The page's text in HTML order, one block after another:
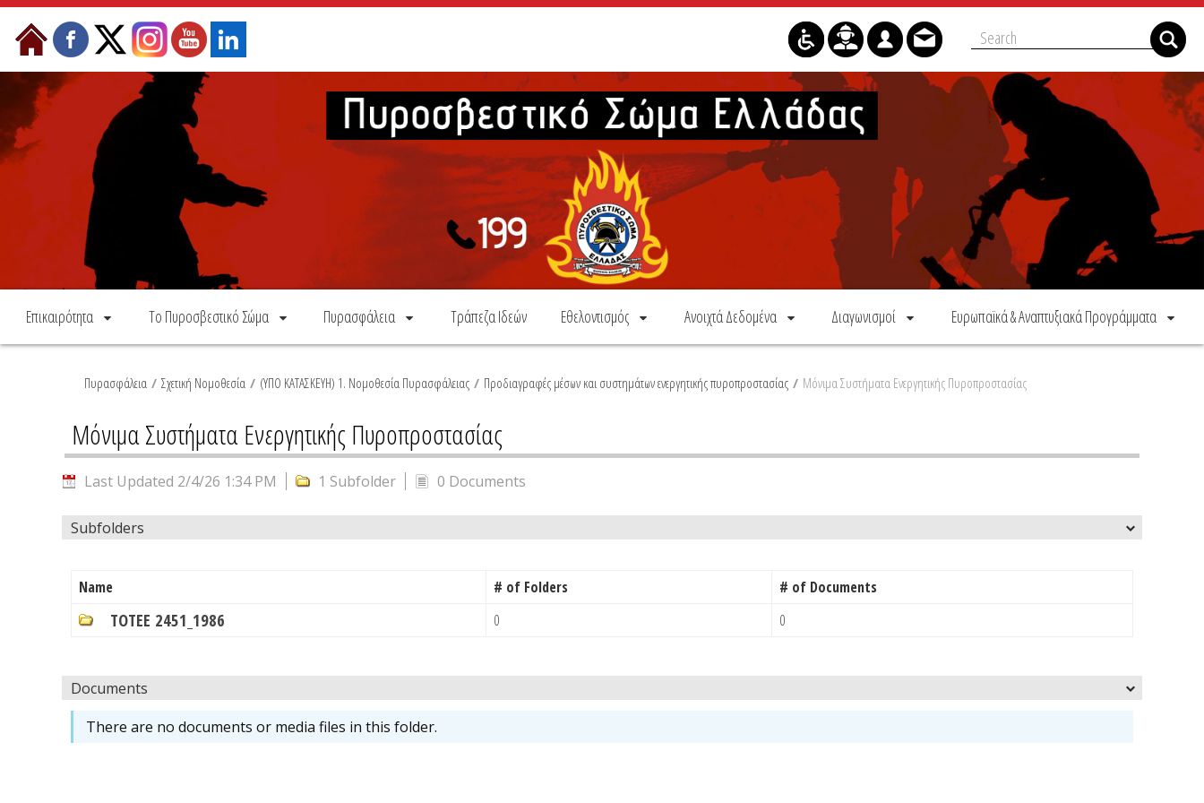
Skip to Content
Επικαιρότητα Το Πυροσβεστικό Σώμα Πυρασφάλεια Τράπεζα Ιδεών Εθελοντισμός Ανοιχτά Δεδομένα Διαγωνισμοί Ευρωπαϊκά & Αναπτυξιακά Προγράμματα
Πυρασφάλεια / Σχετική Νομοθεσία / (ΥΠΟ ΚΑΤΑΣΚΕΥΗ) 1. Νομοθεσία Πυρασφάλειας / Προδιαγραφές μέσων και συστημάτων ενεργητικής πυροπροστασίας / Μόνιμα Συστήματα Ενεργητικής Πυροπροστασίας
Μόνιμα Συστήματα Ενεργητικής Πυροπροστασίας
Last Updated 2/4/26 1:34 PM 1 Subfolder 0 Documents
Subfolders
Name # of Folders # of Documents
ΤΟΤΕΕ 2451_1986 0 0
Documents
There are no documents or media files in this folder.